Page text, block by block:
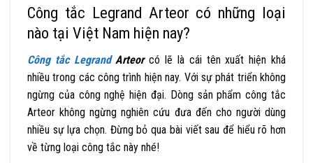
Công tắc Legrand Arteor có những loại
nào tại Việt Nam hiện nay?
Công tắc LegrandArteorcó lẽ là cái tên xuất hiện khá
nhiều trong các công trình hiện nay. Với sự phát triển không
ngừng của công nghệ hiện đại. Dòng sản phẩm công tắc
Arteor không ngừng nghiên cứu đưa đến cho người dùng
nhiều sự lựa chọn. Đừng bỏ qua bài viết sau để hiểu rõ hơn
về từng loại công tắc này nhé!